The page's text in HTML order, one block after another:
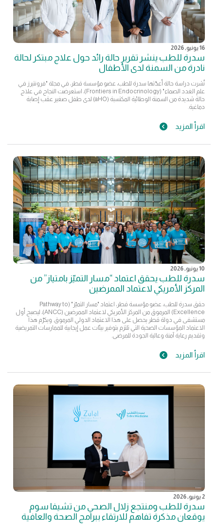
16 يونيو, 2026
سدرة للطب ينشر تقرير حالة رائد حول علاج مبتكر لحالة
نادرة من السمنة لدى الأطفال
نُشرت دراسة حالة أعدّتها سدرة للطب، عضو مؤسسة قطر، في مجلة "فرونتيرز في
علم الغدد الصماء" (Frontiers in Endocrinology)، استعرضت النجاح في علاج
حالة شديدة من السمنة الوطائية المكتسبة (aHO) لدى طفل صغير عقب إصابة
دماغية.
اقرأ المزيد
10 يونيو, 2026
سدرة للطب يحقق اعتماد “مسار التميّز بامتياز” من
المركز الأمريكي لاعتماد الممرضين
حقق سدرة للطب، عضو مؤسسة قطر، اعتماد "مسار التميّز" (Pathway to
Excellence) المرموق من المركز الأمريكي لاعتماد الممرضين (ANCC)، ليصبح أول
مستشفى في دولة قطر يحصل على هذا الاعتماد الدولي المرموق. ويكرّم هذا
الاعتماد المؤسسات الصحية التي تلتزم بتوفير بيئات عمل إيجابية للممارسات التمريضية
وتقديم رعاية آمنة وعالية الجودة للمرضى.
اقرأ المزيد
2 يونيو, 2026
سدرة للطب ومنتجع زلال الصحي من تشيفا سوم
يوقعان مذكرة تفاهم للارتقاء ببرامج الصحة والعافية